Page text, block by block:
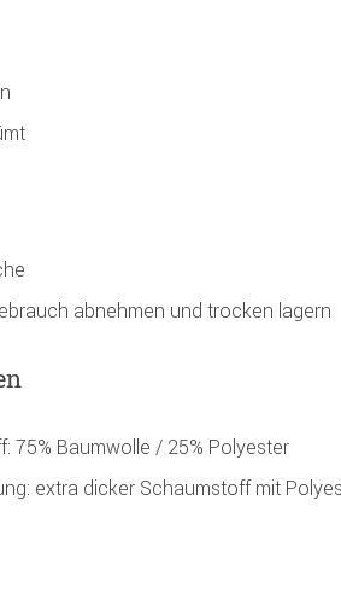
abnehmen und trocken lagern
75% Baumwolle / 25% Polyester
extra dicker Schaumstoff mit